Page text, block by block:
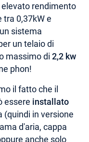
rendimento
0,37kW e
sistema
un telaio di
massimo di 2,2 kw
phon!
il fatto che il
essere installato
(quindi in versione
d'aria, cappa
anche solo